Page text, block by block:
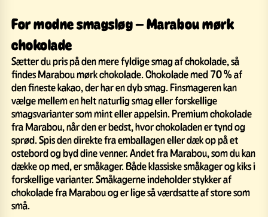
For modne smagsløg – Marabou mørk
chokolade
Sætter du pris på den mere fyldige smag af chokolade, så
findes Marabou mørk chokolade. Chokolade med 70 % af
den fineste kakao, der har en dyb smag. Finsmageren kan
vælge mellem en helt naturlig smag eller forskellige
smagsvarianter som mint eller appelsin. Premium chokolade
fra Marabou, når den er bedst, hvor chokoladen er tynd og
sprød. Spis den direkte fra emballagen eller dæk op på et
ostebord og byd dine venner. Andet fra Marabou, som du kan
dække op med, er småkager. Både klassiske småkager og kiks i
forskellige varianter. Småkagerne indeholder stykker af
chokolade fra Marabou og er lige så værdsatte af store som
små.